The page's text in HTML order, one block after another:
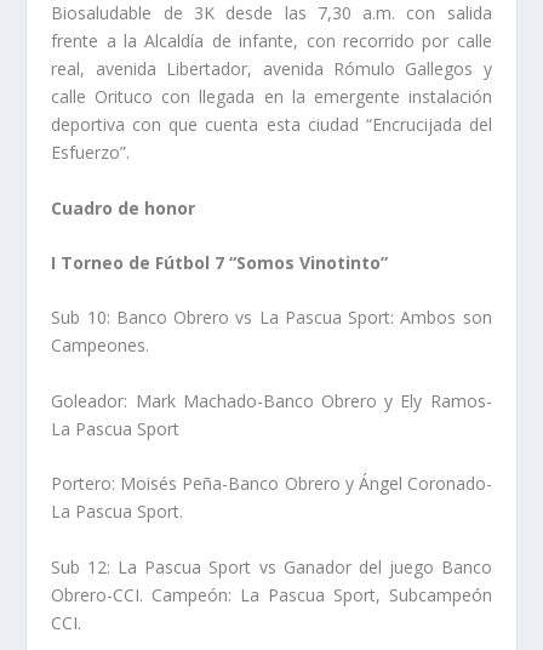
Biosaludable de 3K desde las 7,30 a.m. con salida
frente a la Alcaldía de infante, con recorrido por calle
real, avenida Libertador, avenida Rómulo Gallegos y
calle Orituco con llegada en la emergente instalación
deportiva con que cuenta esta ciudad “Encrucijada del
Esfuerzo”.
Cuadro de honor
I Torneo de Fútbol 7 “Somos Vinotinto”
Sub 10: Banco Obrero vs La Pascua Sport: Ambos son
Campeones.
Goleador: Mark Machado-Banco Obrero y Ely Ramos-
La Pascua Sport
Portero: Moisés Peña-Banco Obrero y Ángel Coronado-
La Pascua Sport.
Sub 12: La Pascua Sport vs Ganador del juego Banco
Obrero-CCI. Campeón: La Pascua Sport, Subcampeón
CCI.